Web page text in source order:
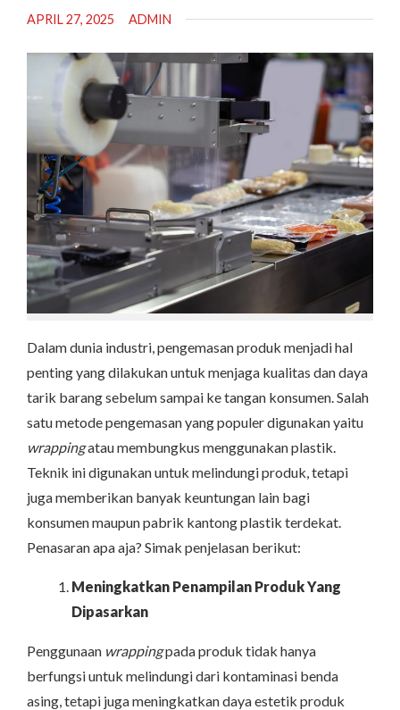
APRIL 27, 2025 ADMIN
Dalam dunia industri, pengemasan produk menjadi hal
penting yang dilakukan untuk menjaga kualitas dan daya
tarik barang sebelum sampai ke tangan konsumen. Salah
satu metode pengemasan yang populer digunakan yaitu
wrappingatau membungkus menggunakan plastik.
Teknik ini digunakan untuk melindungi produk, tetapi
juga memberikan banyak keuntungan lain bagi
konsumen maupun pabrik kantong plastik terdekat.
Penasaran apa aja? Simak penjelasan berikut:
Meningkatkan Penampilan Produk Yang
Dipasarkan
Penggunaan wrappingpada produk tidak hanya
berfungsi untuk melindungi dari kontaminasi benda
asing, tetapi juga meningkatkan daya estetik produk